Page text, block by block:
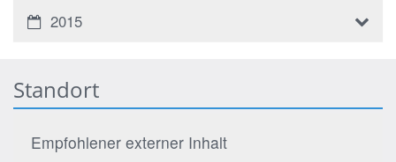
2015
Standort
Empfohlener externer Inhalt